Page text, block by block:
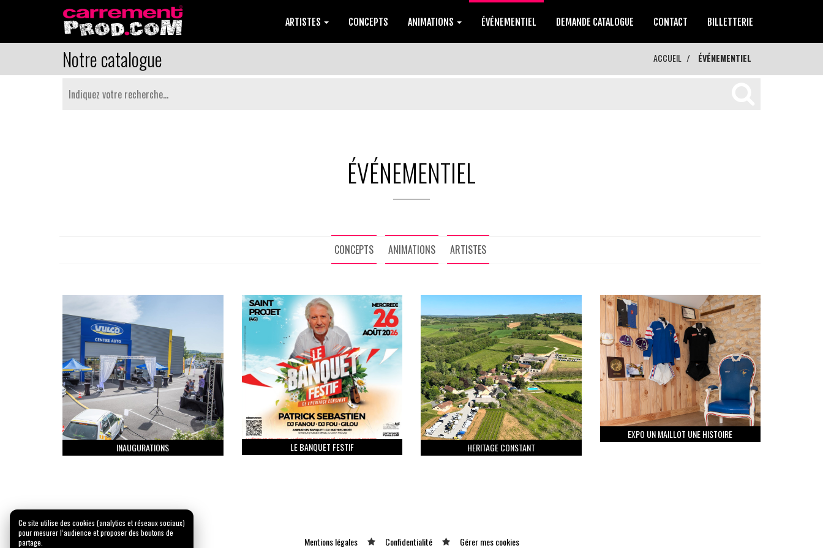
ARTISTES CONCEPTS ANIMATIONS ÉVÉNEMENTIEL DEMANDE CATALOGUE CONTACT BILLETTERIE
Notre catalogue ACCUEIL ÉVÉNEMENTIEL
ÉVÉNEMENTIEL
CONCEPTS ANIMATIONS ARTISTES
INAUGURATIONS LE BANQUET FESTIF HERITAGE CONSTANT
EXPO UN MAILLOT UNE HISTOIRE
Mentions légales Confidentialité Gérer mes cookies
Ce site utilise des cookies (analytics et réseaux sociaux)
pour mesurer l’audience et proposer des boutons de
partage.